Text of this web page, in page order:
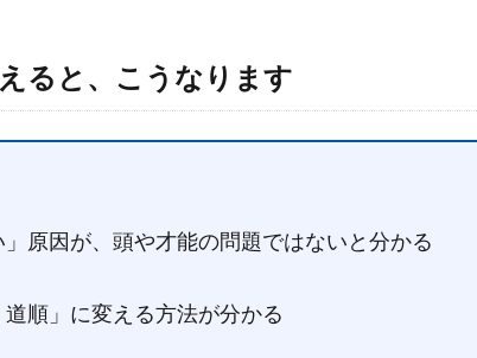
ると、こうなります
原因が、頭や才能の問題ではないと分かる
順」に変える方法が分かる